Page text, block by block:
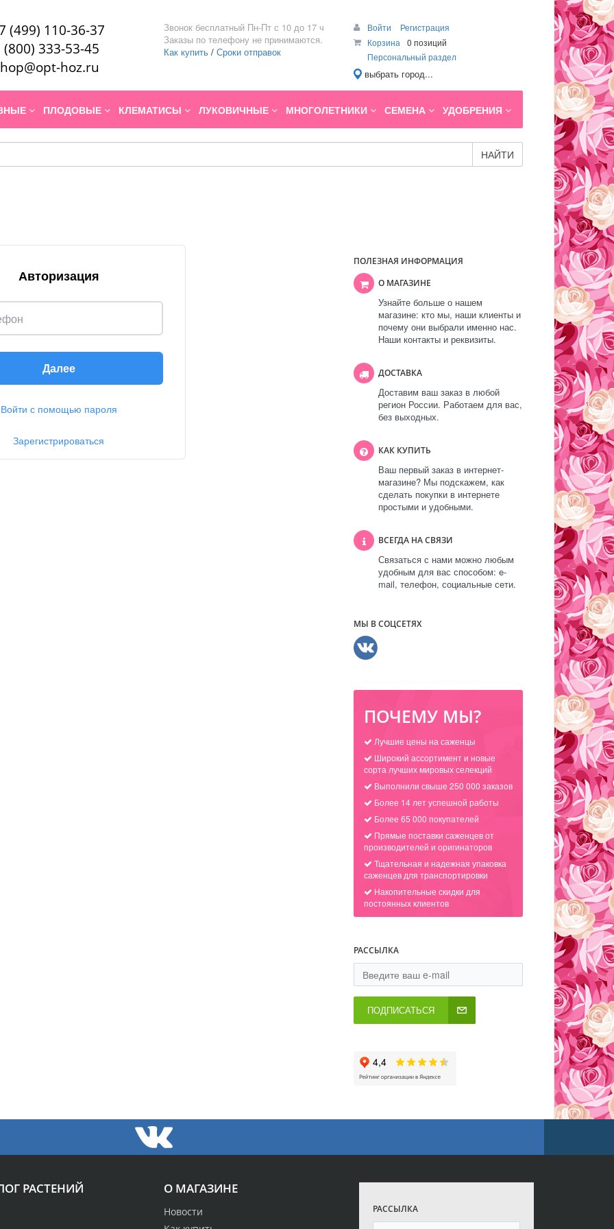
(499) 110-36-37
(800) 333-53-45
hoz.ru
Звонок бесплатный Пн-Пт с 10 до 17 ч
Заказы по телефону не принимаются.
Как купить / Сроки отправок
Войти
Регистрация
Корзина
0 позиций
Персональный раздел
выбрать город...
ПЛОДОВЫЕ КЛЕМАТИСЫ ЛУКОВИЧНЫЕ МНОГОЛЕТНИКИ СЕМЕНА УДОБРЕНИЯ
НАЙТИ
Авторизация
Далее
Войти с помощью пароля
Зарегистрироваться
ПОЛЕЗНАЯ ИНФОРМАЦИЯ
О МАГАЗИНЕ
Узнайте больше о нашем
магазине: кто мы, наши клиенты и
почему они выбрали именно нас.
Наши контакты и реквизиты.
ДОСТАВКА
Доставим ваш заказ в любой
регион России. Работаем для вас,
без выходных.
КАК КУПИТЬ
Ваш первый заказ в интернет-
магазине? Мы подскажем, как
сделать покупки в интернете
простыми и удобными.
ВСЕГДА НА СВЯЗИ
Связаться с нами можно любым
удобным для вас способом: e-
mail, телефон, социальные сети.
МЫ В СОЦСЕТЯХ
ПОЧЕМУ МЫ?
Лучшие цены на саженцы
Широкий ассортимент и новые
сорта лучших мировых селекций
Выполнили свыше 250 000 заказов
Более 14 лет успешной работы
Более 65 000 покупателей
Прямые поставки саженцев от
производителей и оригинаторов
Тщательная и надежная упаковка
саженцев для транспортировки
Накопительные скидки для
постоянных клиентов
РАССЫЛКА
ПОДПИСАТЬСЯ
О МАГАЗИНЕ
Новости
РАСТЕНИЙ
РАССЫЛКА